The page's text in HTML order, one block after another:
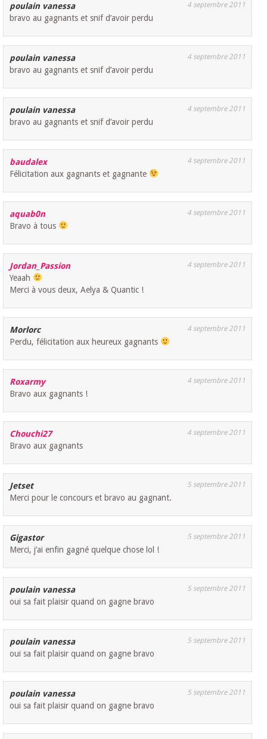
poulain vanessa 4 septembre 2011
bravo au gagnants et snif d’avoir perdu
poulain vanessa 4 septembre 2011
bravo au gagnants et snif d’avoir perdu
poulain vanessa 4 septembre 2011
bravo au gagnants et snif d’avoir perdu
baudalex 4 septembre 2011
Félicitation aux gagnants et gagnante
aquab0n 4 septembre 2011
Bravo à tous
Jordan_Passion 4 septembre 2011
Yeaah
Merci à vous deux, Aelya & Quantic !
Morlorc 4 septembre 2011
Perdu, félicitation aux heureux gagnants
Roxarmy 4 septembre 2011
Bravo aux gagnants !
Chouchi27 4 septembre 2011
Bravo aux gagnants
Jetset 5 septembre 2011
Merci pour le concours et bravo au gagnant.
Gigastor 5 septembre 2011
Merci, j’ai enfin gagné quelque chose lol !
poulain vanessa 5 septembre 2011
oui sa fait plaisir quand on gagne bravo
poulain vanessa 5 septembre 2011
oui sa fait plaisir quand on gagne bravo
poulain vanessa 5 septembre 2011
oui sa fait plaisir quand on gagne bravo